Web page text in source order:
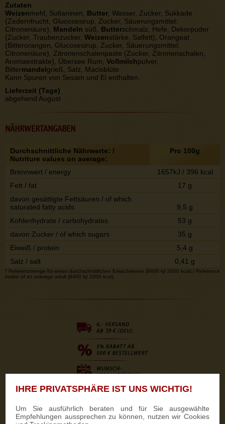
IHRE PRIVATSPHÄRE IST UNS WICHTIG!
Um Sie ausführlich beraten und für Sie ausgewählte
Empfehlungen aussprechen zu können, nutzen wir Cookies
Zutaten
Weizenmehl, Sultaninen, Butter , Wasser, Zucker, Sukkade
(Zedernfrucht, Glucosesirup, Zucker, Säuerungsmittel:
Citronenäure), Mandeln süß, Butterschmalz, Hefe, Dekorpuder
(Zucker, Traubenzucker, Weizenstärke, Salfett), Orangeat
(Bitterorangen, Glucosesirup, Zucker, Säuerungsmittel:
Citronenäure), Zitronenschalenpaste (Zucker, Zitronenschalen,
Aromaextrakte), Übersee Rum, Vollmilchpulver,
Bittermandelgrieß, Salz, Macisblüte
Kann Spuren von Sesam und Ei enthalten.
Lieferzeit (Tage)
abgehend August
NÄHRWERTANGABEN
Durchschnittliche Nährwerte: /
Nutriture values on average:
Pro 100g
Brennwert / energy
1657kJ / 396 kcal
Fett / fat
17 g
davon gesättigte Fettsäuren / of which
saturated fatty acids
9,5 g
Kohlenhydrate / carbohydrates
53 g
davon Zucker / of which sugars
35 g
Eiweiß / protein
5,4 g
Salz / salt
0,41 g
* Referenzmenge für einen durchschnittlichen Erwachsenen (8400 kj/ 2000 kcal)./ Reference
intake of an average adult (8400 kj/ 2000 kcal).